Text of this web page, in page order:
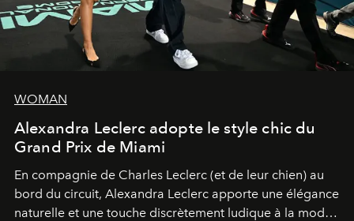
WOMAN
Alexandra Leclerc adopte le style chic du
Grand Prix de Miami
En compagnie de Charles Leclerc (et de leur chien) au
bord du circuit, Alexandra Leclerc apporte une élégance
naturelle et une touche discrètement ludique à la mode